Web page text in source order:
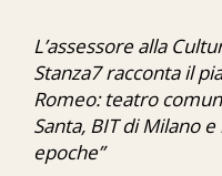
Ita-Mondo
C7 Play
We Calabria
L’assessore alla
Stanza7 racconta il
Romeo: teatro
Santa, BIT di Milano
epoche”